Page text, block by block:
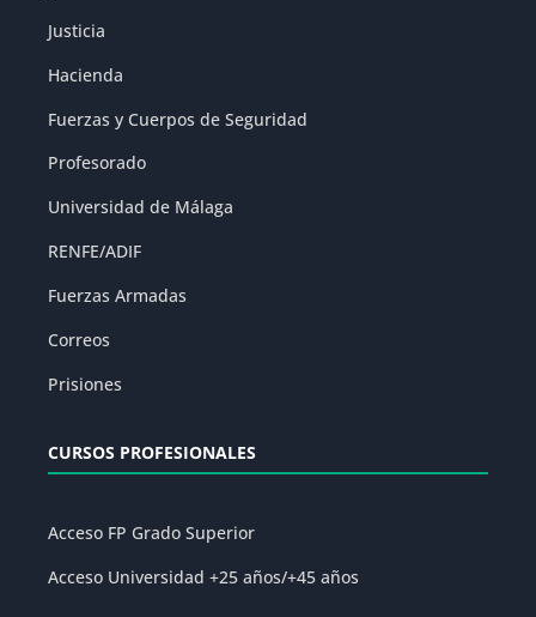
Justicia
Hacienda
Fuerzas y Cuerpos de Seguridad
Profesorado
Universidad de Málaga
RENFE/ADIF
Fuerzas Armadas
Correos
Prisiones
CURSOS PROFESIONALES
Acceso FP Grado Superior
Acceso Universidad +25 años/+45 años